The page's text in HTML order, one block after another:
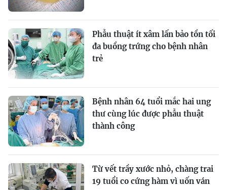
Phẫu thuật ít xâm lấn bảo tồn tối
đa buồng trứng cho bệnh nhân
trẻ
Bệnh nhân 64 tuổi mắc hai ung
thư cùng lúc được phẫu thuật
thành công
Từ vết trầy xước nhỏ, chàng trai
19 tuổi co cứng hàm vì uốn ván